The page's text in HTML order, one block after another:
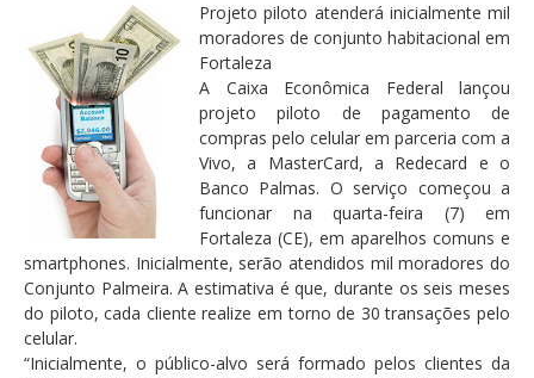
Projeto piloto atenderá inicialmente mil
moradores de conjunto habitacional em
Fortaleza
A Caixa Econômica Federal lançou
projeto piloto de pagamento de
compras pelo celular em parceria com a
Vivo, a MasterCard, a Redecard e o
Banco Palmas. O serviço começou a
funcionar na quarta-feira (7) em
Fortaleza (CE), em aparelhos comuns e
smartphones. Inicialmente, serão atendidos mil moradores do
Conjunto Palmeira. A estimativa é que, durante os seis meses
do piloto, cada cliente realize em torno de 30 transações pelo
celular.
“Inicialmente, o público-alvo será formado pelos clientes da